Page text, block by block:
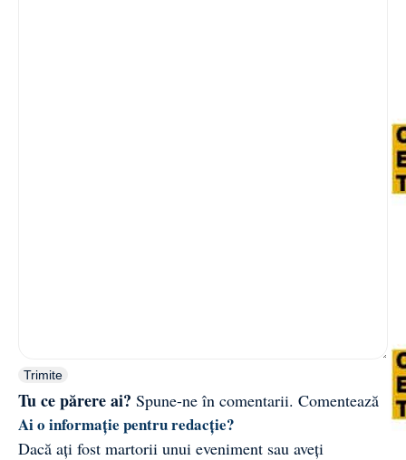
Trimite
Tu ce părere ai? Spune-ne în comentarii. Comentează
Ai o informație pentru redacție?
Dacă ați fost martorii unui eveniment sau aveți